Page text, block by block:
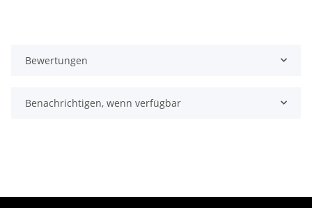
Bewertungen
Benachrichtigen, wenn verfügbar